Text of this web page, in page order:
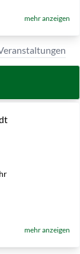
mehr anzeigen
mehr anzeigen